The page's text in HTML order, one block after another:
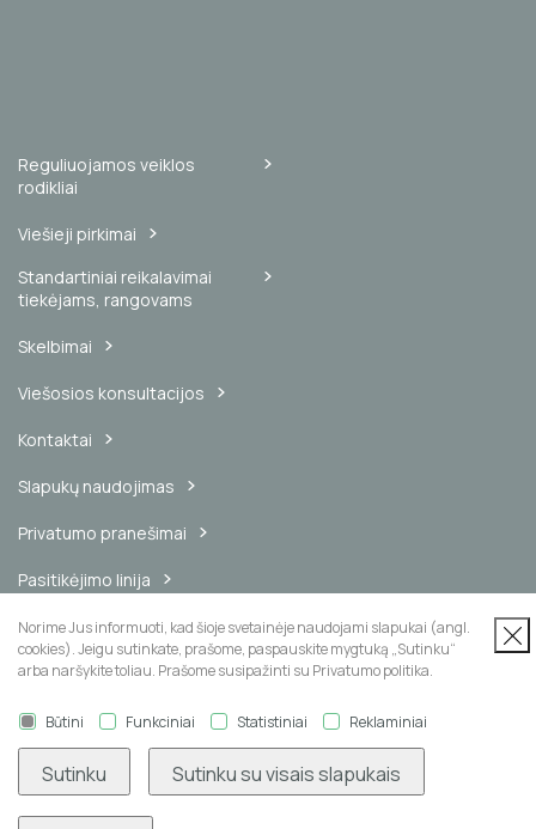
Reguliuojamos veiklos
rodikliai
Viešieji pirkimai
Standartiniai reikalavimai
tiekėjams, rangovams
Skelbimai
Viešosios konsultacijos
Kontaktai
Slapukų naudojimas
Privatumo pranešimai
Pasitikėjimo linija
Vidinis pranešimų kanalas
Naujienų prenumerata
Norime Jus informuoti, kad šioje svetainėje naudojami slapukai (angl.
cookies). Jeigu sutinkate, prašome, paspauskite mygtuką „Sutinku“
arba naršykite toliau. Prašome susipažinti su Privatumo politika.
Būtini Funkciniai Statistiniai Reklaminiai
Sutinku Sutinku su visais slapukais